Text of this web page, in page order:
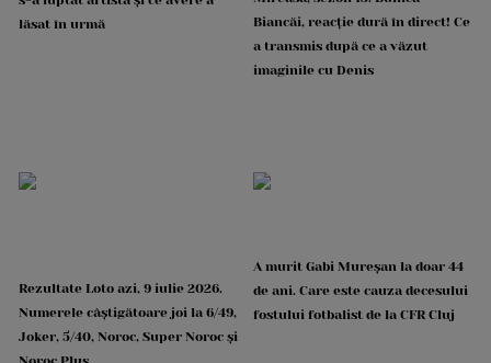
lăsat în urmă
Biancăi, reacție dură în direct! Ce
a transmis după ce a văzut
imaginile cu Denis
Rezultate Loto azi, 9 iulie 2026.
Numerele câștigătoare joi la 6/49,
Joker, 5/40, Noroc, Super Noroc și
A murit Gabi Mureșan la doar 44
de ani. Care este cauza decesului
fostului fotbalist de la CFR Cluj